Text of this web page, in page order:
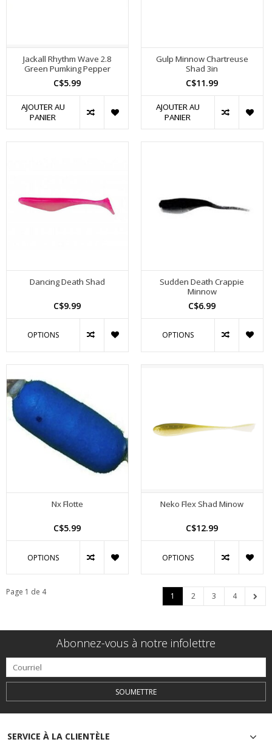
Jackall Rhythm Wave 2.8
Green Pumking Pepper
C$5.99
AJOUTER AU
PANIER
Gulp Minnow Chartreuse
Shad 3in
C$11.99
AJOUTER AU
PANIER
Dancing Death Shad
C$9.99
OPTIONS
Sudden Death Crappie
Minnow
C$6.99
OPTIONS
Nx Flotte
C$5.99
OPTIONS
Neko Flex Shad Minow
C$12.99
OPTIONS
Page 1 de 4 1 2 3 4
Abonnez-vous à notre infolettre
SOUMETTRE
SERVICE À LA CLIENTÈLE